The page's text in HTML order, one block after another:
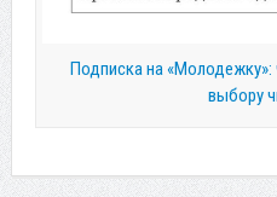
Подписка на «Молодежку»:
выбору